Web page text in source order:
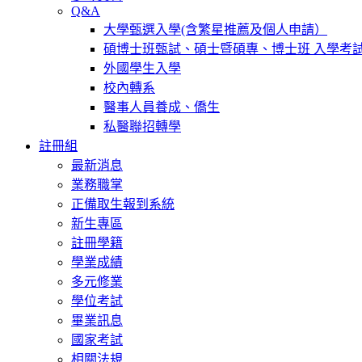
Q&A
大學甄選入學(含繁星推薦及個人申請）
碩博士班甄試、碩士暨碩專、博士班 入學考
外國學生入學
校內轉系
醫事人員養成、僑生
私醫聯招轉學
註冊組
最新消息
業務職掌
正備取生報到系統
新生專區
註冊學籍
學業成績
多元修業
學位考試
畢業訊息
國家考試
相關法規